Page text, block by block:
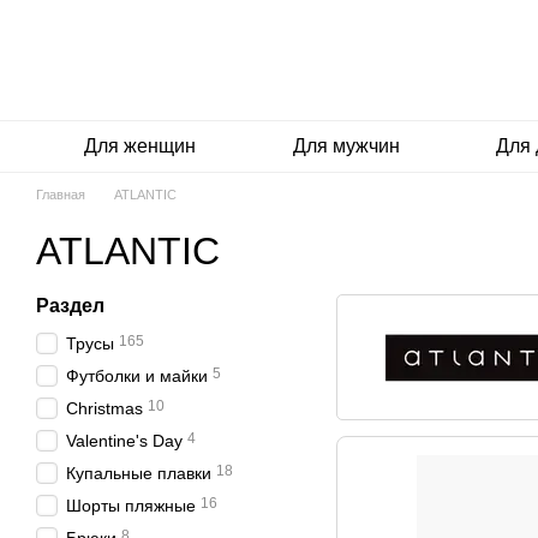
Для женщин Для мужчин Для
Главная ATLANTIC
ATLANTIC
Раздел
Трусы 165
Футболки и майки 5
Christmas 10
Valentine's Day 4
Купальные плавки 18
Шорты пляжные 16